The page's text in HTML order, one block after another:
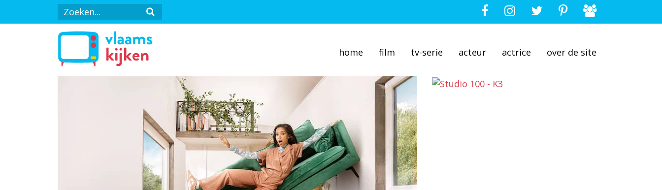
home film tv-serie acteur actrice over de site